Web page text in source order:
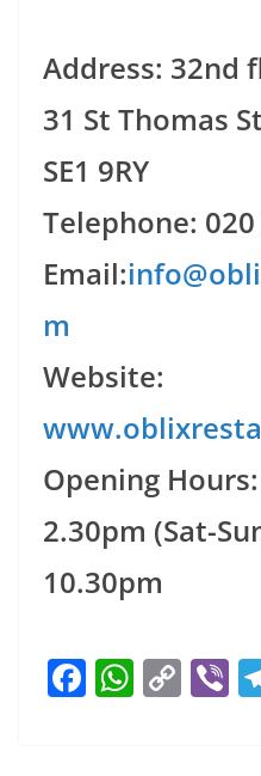
Address: 32nd
31 St Thomas
SE1 9RY
Telephone:
Email:
m
Website:
Opening
2.30pm (Sat-
10.30pm
F W C Vi